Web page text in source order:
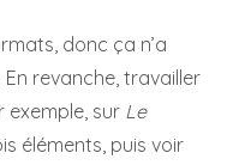
donc ça n’a
revanche, travailler
exemple, sur Le
éléments, puis voir